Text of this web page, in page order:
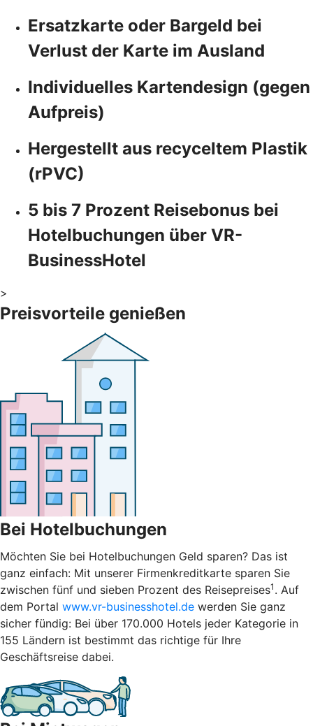
Ersatzkarte oder Bargeld bei
Verlust der Karte im Ausland
Individuelles Kartendesign (gegen
Aufpreis)
Hergestellt aus recyceltem Plastik
(rPVC)
5 bis 7 Prozent Reisebonus bei
Hotelbuchungen über VR-
BusinessHotel
>
Preisvorteile genießen
Bei Hotelbuchungen
Möchten Sie bei Hotelbuchungen Geld sparen? Das ist
ganz einfach: Mit unserer Firmenkreditkarte sparen Sie
zwischen fünf und sieben Prozent des Reisepreises1 . Auf
dem Portal www.vr-businesshotel.de werden Sie ganz
sicher fündig: Bei über 170.000 Hotels jeder Kategorie in
155 Ländern ist bestimmt das richtige für Ihre
Geschäftsreise dabei.